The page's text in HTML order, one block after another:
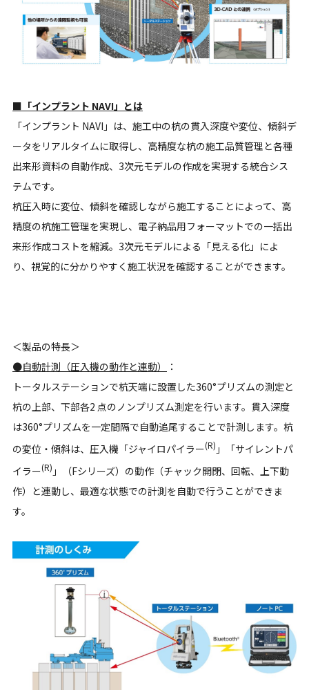
■「インプラント NAVI」とは
「インプラント NAVI」は、施工中の杭の貫入深度や変位、傾斜デ
ータをリアルタイムに取得し、高精度な杭の施工品質管理と各種
出来形資料の自動作成、3次元モデルの作成を実現する統合シス
テムです。
杭圧入時に変位、傾斜を確認しながら施工することによって、高
精度の杭施工管理を実現し、電子納品用フォーマットでの一括出
来形作成コストを縮減。3次元モデルによる「見える化」によ
り、視覚的に分かりやすく施工状況を確認することができます。
＜製品の特長＞
●自動計測（圧入機の動作と連動）
：
トータルステーションで杭天端に設置した360°プリズムの測定と
杭の上部、下部各2 点のノンプリズム測定を行います。貫入深度
は360°プリズムを一定間隔で自動追尾することで計測します。杭
の変位・傾斜は、圧入機「ジャイロパイラー(R) 」「サイレントパ
イラー(R) 」（Fシリーズ）の動作（チャック開閉、回転、上下動
作）と連動し、最適な状態での計測を自動で行うことができま
す。